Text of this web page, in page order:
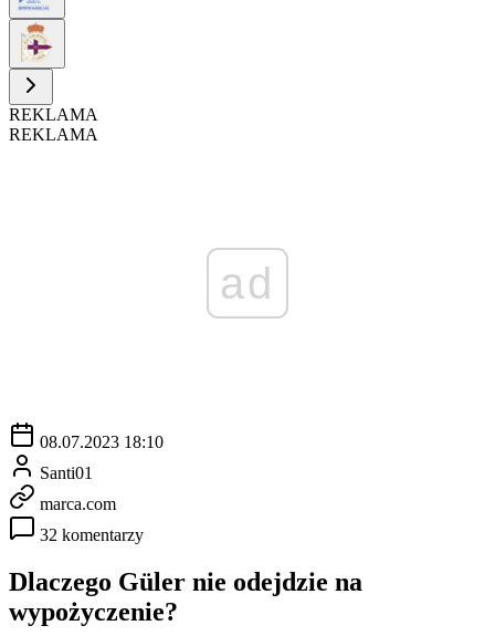
REKLAMA
REKLAMA
ad
08.07.2023 18:10
Santi01
marca.com
32 komentarzy
Dlaczego Güler nie odejdzie na
wypożyczenie?